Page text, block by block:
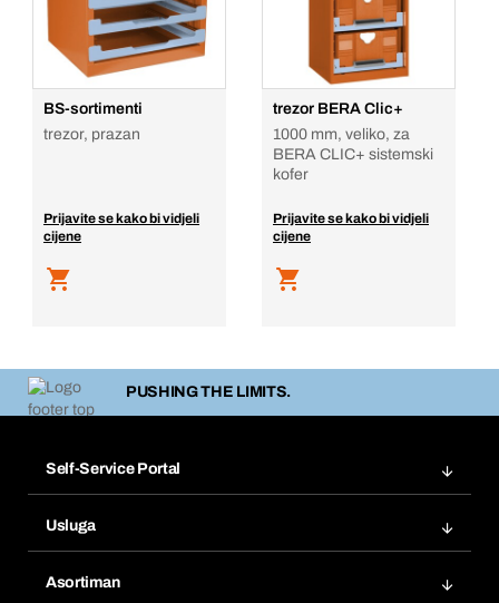
BS-sortimenti
trezor, prazan
Prijavite se kako bi vidjeli
cijene
trezor BERA Clic+
1000 mm, veliko, za
BERA CLIC+ sistemski
kofer
Prijavite se kako bi vidjeli
cijene
PUSHING THE LIMITS.
Self-Service Portal
Popisi želja
Usluga
Asortiman